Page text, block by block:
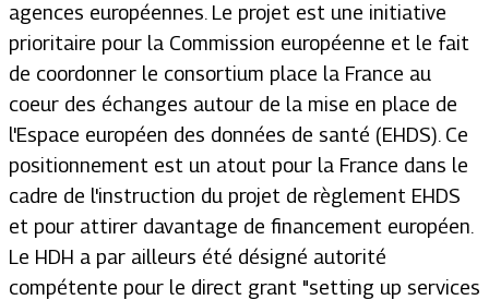
agences européennes. Le projet est une initiative
prioritaire pour la Commission européenne et le fait
de coordonner le consortium place la France au
coeur des échanges autour de la mise en place de
l'Espace européen des données de santé (EHDS). Ce
positionnement est un atout pour la France dans le
cadre de l'instruction du projet de règlement EHDS
et pour attirer davantage de financement européen.
Le HDH a par ailleurs été désigné autorité
compétente pour le direct grant "setting up services